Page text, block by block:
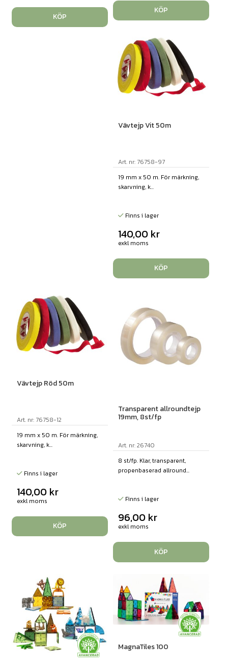
KÖP
KÖP
Vävtejp Vit 50m
Art. nr: 76758-97
19 mm x 50 m. För märkning,
skarvning, k...
Finns i lager
140,00 kr
exkl moms
KÖP
Vävtejp Röd 50m
Art. nr: 76758-12
19 mm x 50 m. För märkning,
skarvning, k...
Finns i lager
140,00 kr
exkl moms
KÖP
Transparent allroundtejp
19mm, 8st/fp
Art. nr: 26740
8 st/fp. Klar, transparent,
propenbaserad allround...
Finns i lager
96,00 kr
exkl moms
KÖP
MagnaTiles 100